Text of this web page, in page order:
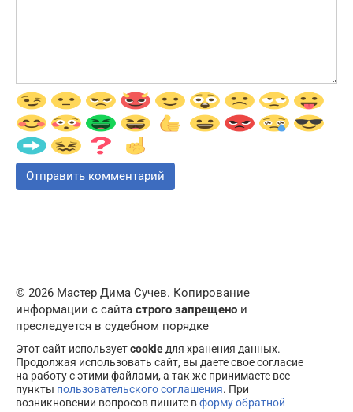
© 2026 Мастер Дима Сучев. Копирование
информации с сайта строго запрещено и
преследуется в судебном порядке
Этот сайт используетcookie для хранения данных.
Продолжая использовать сайт, вы даете свое согласие
на работу с этими файлами, а так же принимаете все
пункты пользовательского соглашения. При
возникновении вопросов пишите вформу обратной